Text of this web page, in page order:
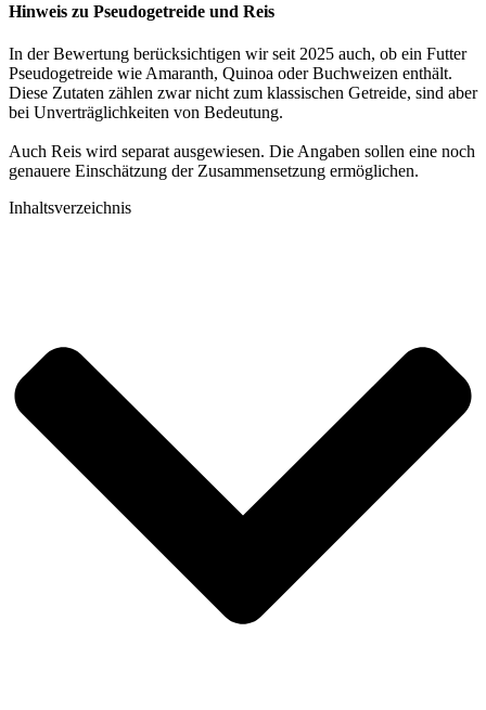
Hinweis zu Pseudogetreide und Reis
In der Bewertung berücksichtigen wir seit 2025 auch, ob ein Futter
Pseudogetreide wie Amaranth, Quinoa oder Buchweizen enthält.
Diese Zutaten zählen zwar nicht zum klassischen Getreide, sind aber
bei Unverträglichkeiten von Bedeutung.
Auch Reis wird separat ausgewiesen. Die Angaben sollen eine noch
genauere Einschätzung der Zusammensetzung ermöglichen.
Inhaltsverzeichnis​